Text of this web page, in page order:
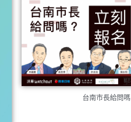
台南市長給問嗎